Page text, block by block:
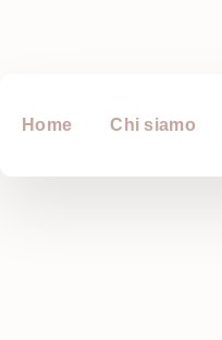
Home Chi siamo